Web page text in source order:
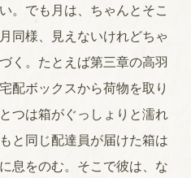
。でも月は、ちゃんとそこ
同様、見えないけれどちゃ
く。たとえば第三章の高羽
配ボックスから荷物を取り
つは箱がぐっしょりと濡れ
と同じ配達員が届けた箱は
息をのむ。そこで彼は、な